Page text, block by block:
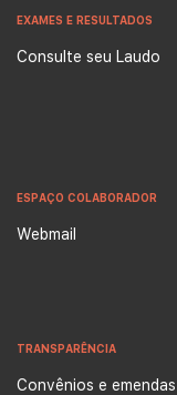
EXAMES E RESULTADOS
Consulte seu Laudo
ESPAÇO COLABORADOR
Webmail
TRANSPARÊNCIA
Convênios e emendas